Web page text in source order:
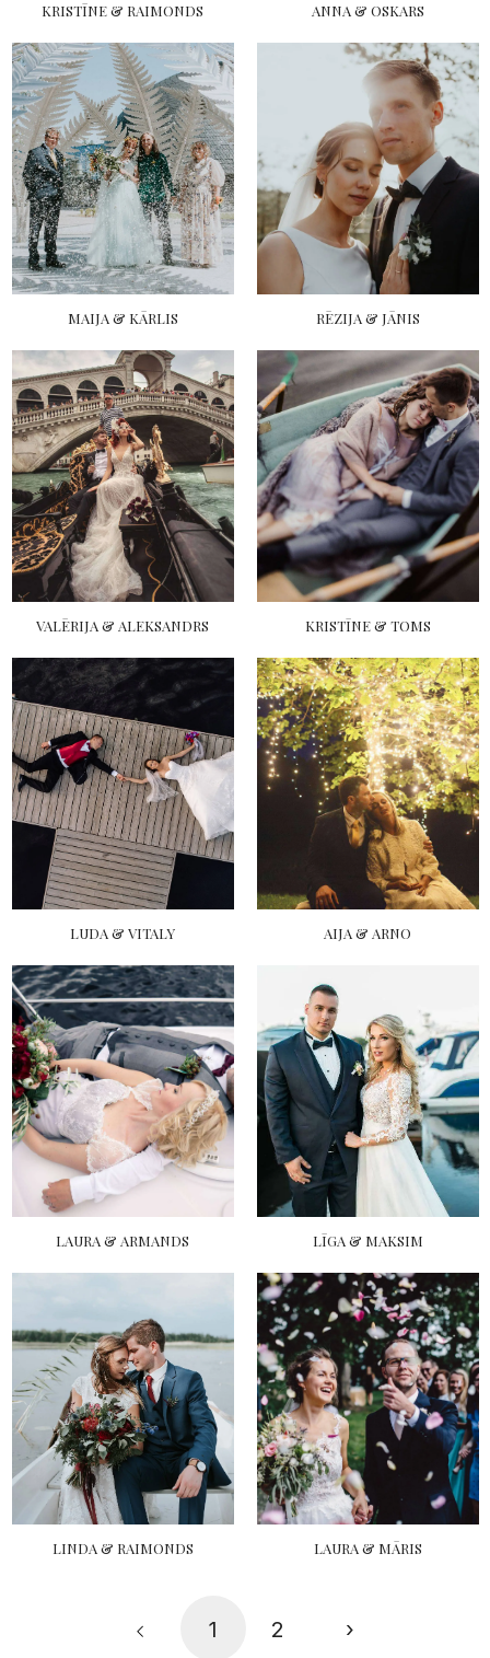
KRISTĪNE & RAIMONDS ANNA & OSKARS
MAIJA & KĀRLIS RĒZIJA & JĀNIS
VALĒRIJA & ALEKSANDRS KRISTĪNE & TOMS
LUDA & VITALY AIJA & ARNO
LAURA & ARMANDS LĪGA & MAKSIM
LINDA & RAIMONDS LAURA & MĀRIS
1 2 ›